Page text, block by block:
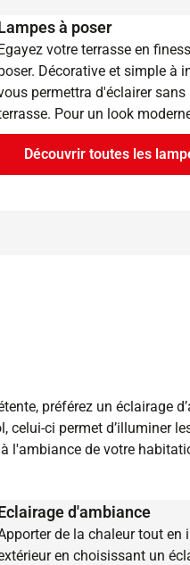
à poser
votre terrasse en
Décorative et simple à
permettra d'éclairer
Pour un look
Découvrir toutes les
préférez un éclairage
ci permet d’illuminer
l'ambiance de votre
d'ambiance
de la chaleur tout en
en choisissant un